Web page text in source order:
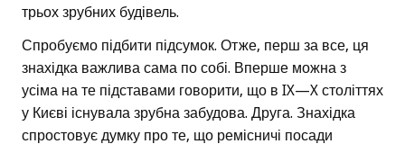
трьох зрубних будівель.
Спробуємо підбити підсумок. Отже, перш за все, ця
знахідка важлива сама по собі. Вперше можна з
усіма на те підставами говорити, що в IX—X століттях
у Києві існувала зрубна забудова. Друга. Знахідка
спростовує думку про те, що ремісничі посади